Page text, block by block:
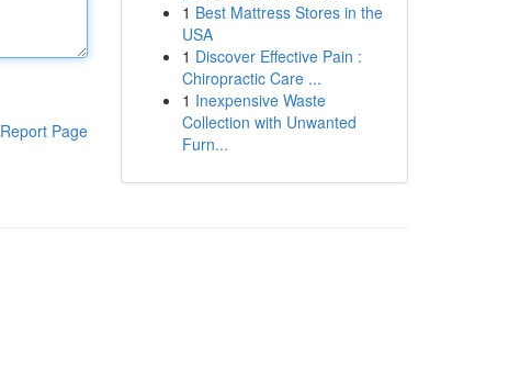
Report Page
1 Best Mattress Stores in the
USA
1 Discover Effective Pain :
Chiropractic Care ...
1 Inexpensive Waste
Collection with Unwanted
Furn...